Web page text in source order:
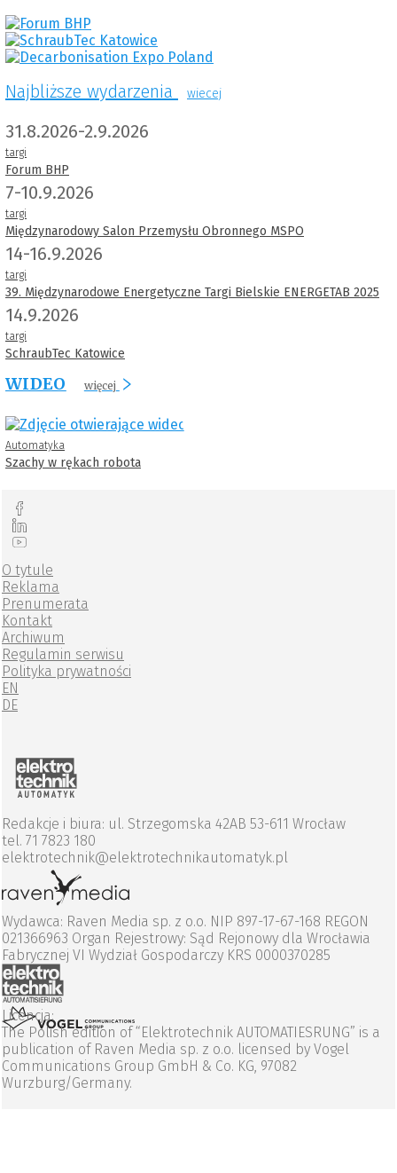
Najbliższe wydarzenia wiecej
31.8.2026-2.9.2026
targi
Forum BHP
7-10.9.2026
targi
Międzynarodowy Salon Przemysłu Obronnego MSPO
14-16.9.2026
targi
39. Międzynarodowe Energetyczne Targi Bielskie ENERGETAB 2025
14.9.2026
targi
SchraubTec Katowice
WIDEO więcej
Automatyka
Szachy w rękach robota
O tytule
Reklama
Prenumerata
Kontakt
Archiwum
Regulamin serwisu
Polityka prywatności
EN
DE
Redakcje i biura: ul. Strzegomska 42AB 53-611 Wrocław
tel. 71 7823 180
elektrotechnik@elektrotechnikautomatyk.pl
Wydawca: Raven Media sp. z o.o. NIP 897-17-67-168 REGON
021366963 Organ Rejestrowy: Sąd Rejonowy dla Wrocławia
Fabrycznej VI Wydział Gospodarczy KRS 0000370285
Licencja:
The Polish edition of “Elektrotechnik AUTOMATIESRUNG” is a
publication of Raven Media sp. z o.o. licensed by Vogel
Communications Group GmbH & Co. KG, 97082
Wurzburg/Germany.